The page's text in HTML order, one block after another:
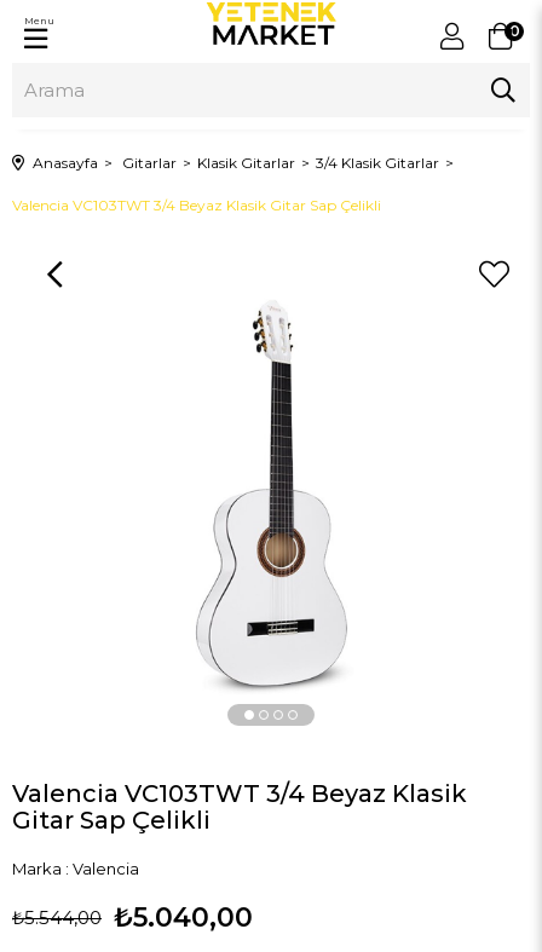
0
Menu
Anasayfa Gitarlar Klasik Gitarlar 3/4 Klasik Gitarlar
Valencia VC103TWT 3/4 Beyaz Klasik Gitar Sap Çelikli
Valencia VC103TWT 3/4 Beyaz Klasik
Gitar Sap Çelikli
Marka : Valencia
₺5.544,00 ₺5.040,00